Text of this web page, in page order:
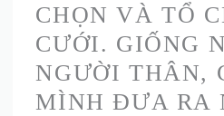
CHỌN VÀ TỔ
CƯỚI. GIỐNG
NGƯỜI THÂN,
MÌNH ĐƯA RA